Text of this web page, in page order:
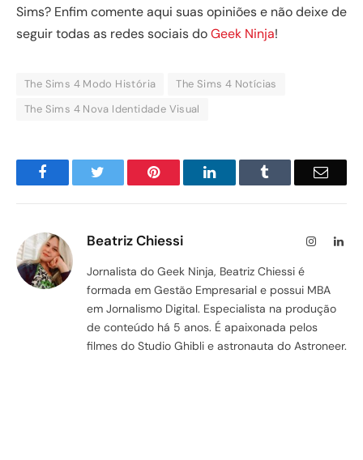
Sims? Enfim comente aqui suas opiniões e não deixe de
seguir todas as redes sociais doGeek Ninja!
The Sims 4 Modo História
The Sims 4 Notícias
The Sims 4 Nova Identidade Visual
Facebook Pinterest LinkedIn Email
Beatriz Chiessi Instagram
Jornalista do Geek Ninja, Beatriz Chiessi é
formada em Gestão Empresarial e possui MBA
em Jornalismo Digital. Especialista na produção
de conteúdo há 5 anos. É apaixonada pelos
filmes do Studio Ghibli e astronauta do Astroneer.